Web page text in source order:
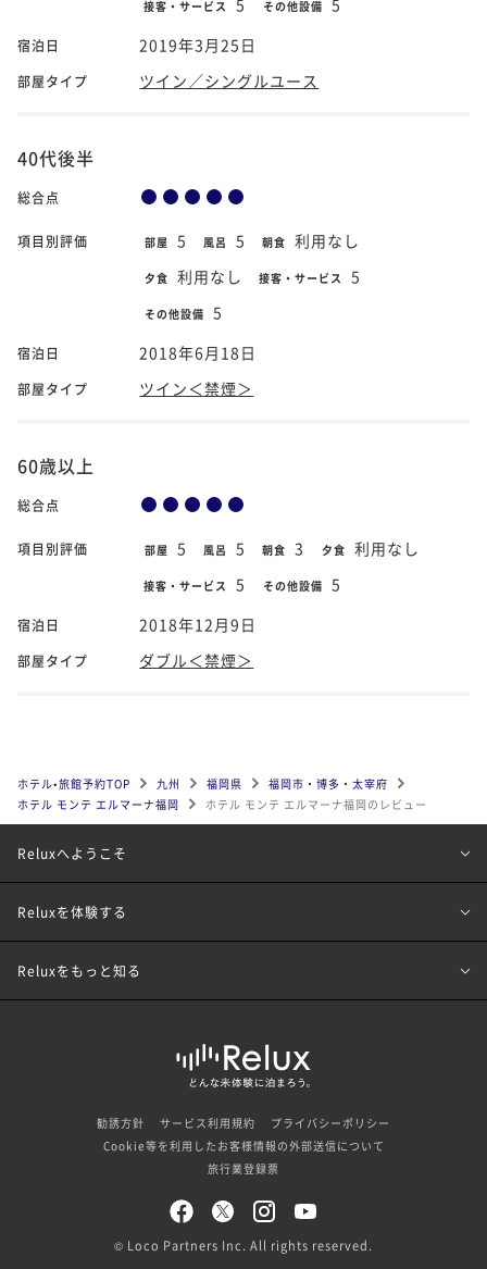
接客・サービス その他設備
宿泊日 2019年3月25日
部屋タイプ ツイン／シングルユース
40代後半
総合点
項目別評価 部屋 5 風呂 5 朝食 利用なし
夕食 利用なし 接客・サービス 5
その他設備 5
宿泊日 2018年6月18日
部屋タイプ ツイン＜禁煙＞
60歳以上
総合点
項目別評価 部屋 5 風呂 5 朝食 3 夕食 利用なし
接客・サービス 5 その他設備 5
宿泊日 2018年12月9日
部屋タイプ ダブル＜禁煙＞
ホテル•旅館予約TOP 九州 福岡県
福岡市・博多・太宰府
ホテル モンテ エルマーナ福岡
ホテル モンテ エルマーナ福岡のレビュー
Reluxへようこそ
Reluxを体験する
Reluxをもっと知る
勧誘方針 サービス利用規約
プライバシーポリシー
Cookie等を利用したお客様情報の外部送信について
旅行業登録票
© Loco Partners Inc. All rights reserved.